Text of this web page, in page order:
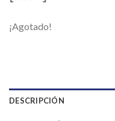
¡Agotado!
DESCRIPCIÓN